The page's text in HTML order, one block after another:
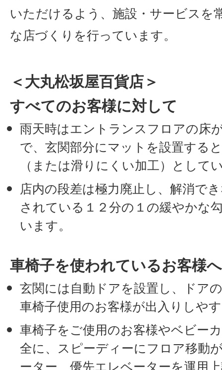
いただけるよう、施設・サービスを
な店づくりを行っています。
＜大丸松坂屋百貨店＞
すべてのお客様に対して
雨天時はエントランスフロアの床
で、玄関部分にマットを設置する
（または滑りにくい加工）として
店内の段差は極力廃止し、解消で
されている１２分の１の緩やかな
います。
車椅子を使われているお客様
玄関には自動ドアを設置し、ドア
車椅子使用のお客様が出入りしや
車椅子をご使用のお客様やベビー
全に、スピーディーにフロア移動
ーター、優先エレベーターを運用